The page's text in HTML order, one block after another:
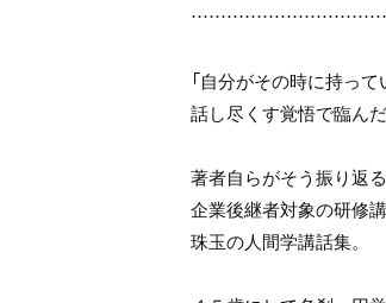
「自分がその時に持っ
話し尽くす覚悟で臨んだ
著者自らがそう振り返る
企業後継者対象の研修
珠玉の人間学講話集。